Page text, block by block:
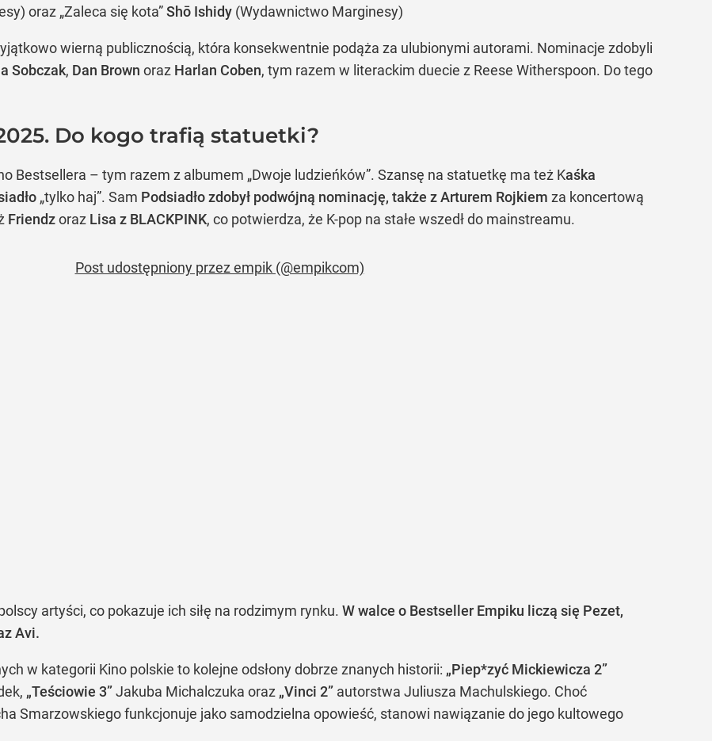
oraz „Zaleca się kota”Shō Ishidy (Wydawnictwo Marginesy)
wierną publicznością, która konsekwentnie podąża za ulubionymi autorami. Nominacje zdobyli
Sobczak, Dan Brown oraz Harlan Coben, tym razem w literackim duecie z Reese Witherspoon. Do tego
Do kogo trafią statuetki?
Bestsellera – tym razem z albumem „Dwoje ludzieńków”. Szansę na statuetkę ma też Kaśka
„tylko haj”. Sam Podsiadło zdobył podwójną nominację, także z Arturem Rojkiem za koncertową
Friendzoraz Lisa z BLACKPINK, co potwierdza, że K-pop na stałe wszedł do mainstreamu.
Post udostępniony przez empik (@empikcom)
artyści, co pokazuje ich siłę na rodzimym rynku. W walce o Bestseller Empiku liczą się Pezet,
Avi.
w kategorii Kino polskie to kolejne odsłony dobrze znanych historii: „Piep*zyć Mickiewicza 2”
„Teściowie 3”Jakuba Michalczuka oraz „Vinci 2” autorstwa Juliusza Machulskiego. Choć
Smarzowskiego funkcjonuje jako samodzielna opowieść, stanowi nawiązanie do jego kultowego